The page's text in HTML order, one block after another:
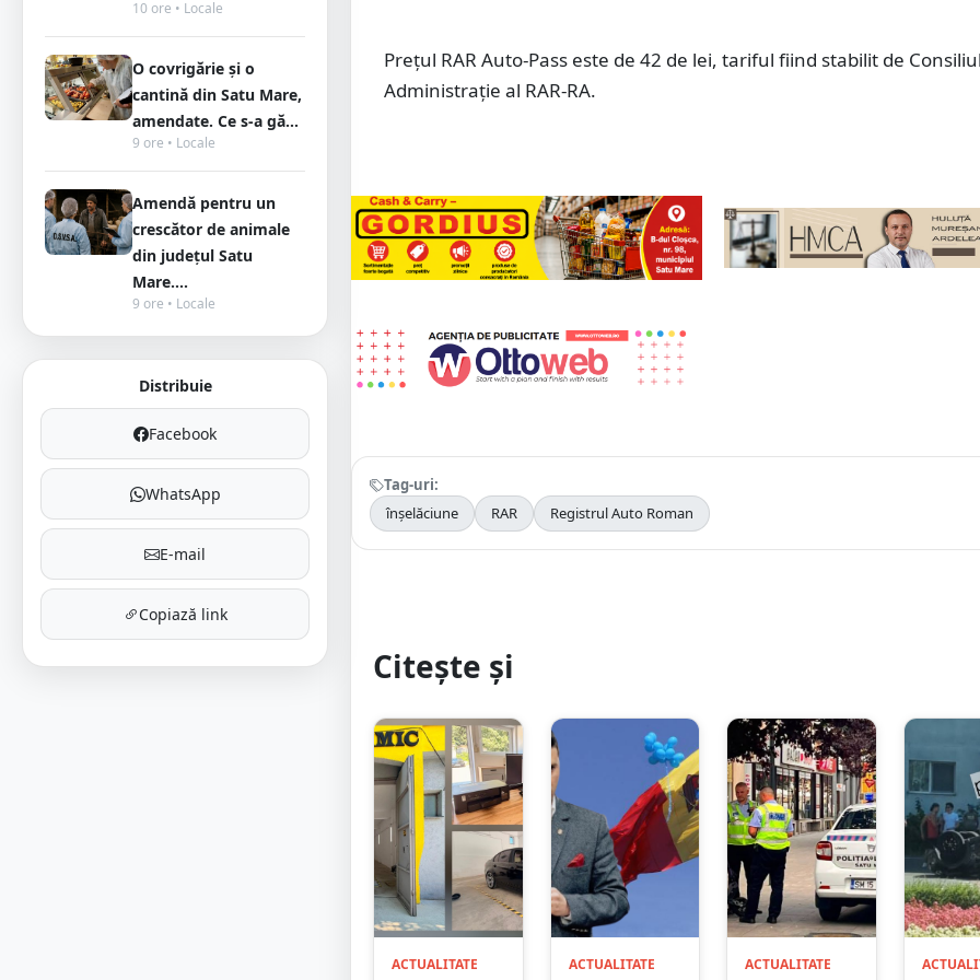
10 ore • Locale
O covrigărie și o
cantină din Satu Mare,
amendate. Ce s-a gă...
9 ore • Locale
Amendă pentru un
crescător de animale
din județul Satu
Mare....
9 ore • Locale
Distribuie
Facebook
WhatsApp
E-mail
Copiază link
Prețul RAR Auto-Pass este de 42 de lei, tariful fiind stabilit de
Administrație al RAR-RA.
Tag-uri:
înșelăciune
RAR Registrul Auto Roman
Citește și
ACTUALITATE ACTUALITATE ACTUALITATE